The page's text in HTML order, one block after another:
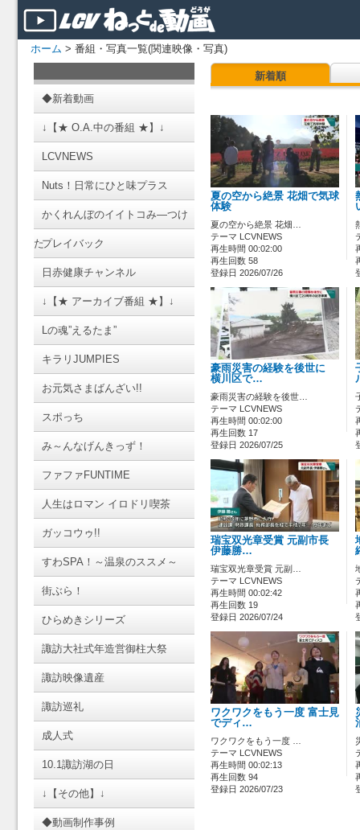
ホーム > 番組・写真一覧(関連映像・写真)
◆新着動画
↓【★ O.A.中の番組 ★】↓
LCVNEWS
Nuts！日常にひと味プラス
かくれんぼのイイトコみ―つけ
たプレイバック
日赤健康チャンネル
↓【★ アーカイブ番組 ★】↓
Lの魂”えるたま”
キラリJUMPIES
お元気さまばんざい!!
スポっち
み～んなげんきっず！
ファファFUNTIME
人生はロマン イロドリ喫茶
ガッコウゥ!!
すわSPA！～温泉のススメ～
街ぶら！
ひらめきシリーズ
諏訪大社式年造営御柱大祭
諏訪映像遺産
諏訪巡礼
成人式
10.1諏訪湖の日
↓【その他】↓
◆動画制作事例
新着順
夏の空から絶景 花畑で気球
体験
夏の空から絶景 花畑…
テーマ LCVNEWS
再生時間 00:02:00
再生回数 58
登録日 2026/07/26
豪雨災害の経験を後世に
横川区で…
豪雨災害の経験を後世…
テーマ LCVNEWS
再生時間 00:02:00
再生回数 17
登録日 2026/07/25
瑞宝双光章受賞 元副市長
伊藤勝…
瑞宝双光章受賞 元副…
テーマ LCVNEWS
再生時間 00:02:42
再生回数 19
登録日 2026/07/24
ワクワクをもう一度 富士見
でディ…
ワクワクをもう一度 …
テーマ LCVNEWS
再生時間 00:02:13
再生回数 94
登録日 2026/07/23